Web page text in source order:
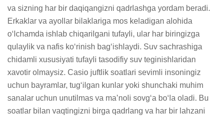
va sizning har bir daqiqangizni qadrlashga yordam beradi.
Erkaklar va ayollar bilaklariga mos keladigan alohida
o‘lchamda ishlab chiqarilgani tufayli, ular har biringizga
qulaylik va nafis ko‘rinish bag‘ishlaydi. Suv sachrashiga
chidamli xususiyati tufayli tasodifiy suv teginishlaridan
xavotir olmaysiz. Casio juftlik soatlari sevimli insoningiz
uchun bayramlar, tug‘ilgan kunlar yoki shunchaki muhim
sanalar uchun unutilmas va ma’noli sovg‘a bo‘la oladi. Bu
soatlar bilan vaqtingizni birga qadrlang va har bir lahzani